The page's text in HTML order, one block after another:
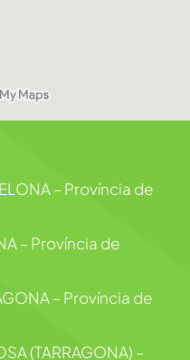
– Província de
– Província de
– Província de
(TARRAGONA) –